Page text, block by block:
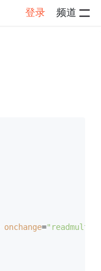
登录 频道
onchange=